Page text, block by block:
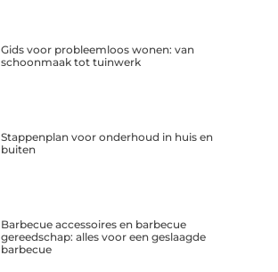
Gids voor probleemloos wonen: van
schoonmaak tot tuinwerk
Stappenplan voor onderhoud in huis en
buiten
Barbecue accessoires en barbecue
gereedschap: alles voor een geslaagde
barbecue